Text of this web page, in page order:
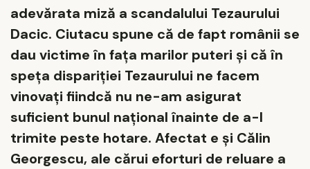
adevărata miză a scandalului Tezaurului
Dacic. Ciutacu spune că de fapt românii se
dau victime în fața marilor puteri și că în
speța dispariției Tezaurului ne facem
vinovați fiindcă nu ne-am asigurat
suficient bunul național înainte de a-l
trimite peste hotare. Afectat e și Călin
Georgescu, ale cărui eforturi de reluare a